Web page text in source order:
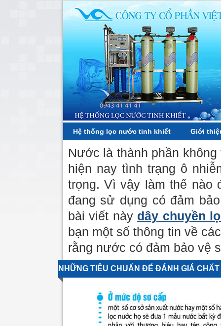
Hệ thống lọc nước tinh khiết Giới
Nước là thành phần
hiện nay tình trạng ô
trọng. Vì vậy làm thế
đang sử dụng có đảm
bài viết này dây chuyền
bạn một số thông tin về
rằng nước có đảm bảo vệ
NHỮNG TIÊU CHUẨN ĐỂ ĐÁNH GIÁ